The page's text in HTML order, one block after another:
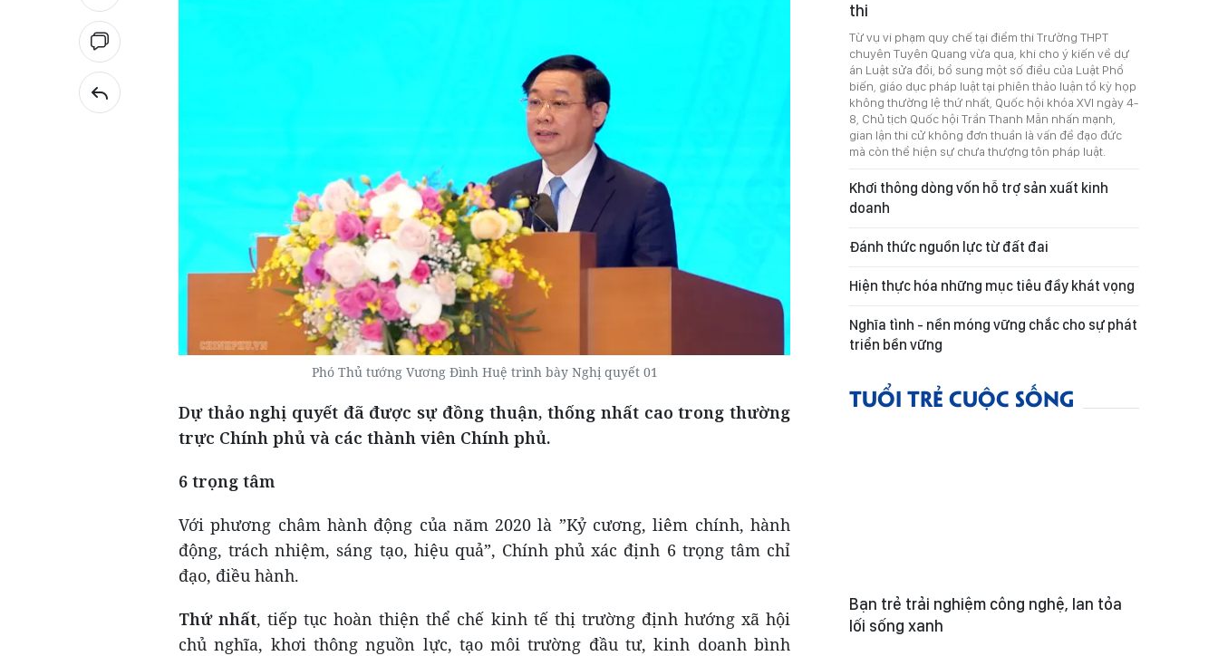
Phó Thủ tướng Vương Đình Huệ trình bày Nghị quyết 01
Dự thảo nghị quyết đã được sự đồng thuận, thống nhất cao trong thường
trực Chính phủ và các thành viên Chính phủ.
6 trọng tâm
Với phương châm hành động của năm 2020 là ”Kỷ cương, liêm chính, hành
động, trách nhiệm, sáng tạo, hiệu quả”, Chính phủ xác định 6 trọng tâm chỉ
đạo, điều hành.
Thứ nhất, tiếp tục hoàn thiện thể chế kinh tế thị trường định hướng xã hội
chủ nghĩa, khơi thông nguồn lực, tạo môi trường đầu tư, kinh doanh bình
thi
Từ vụ vi phạm quy chế tại điểm thi Trường THPT
chuyên Tuyên Quang vừa qua, khi cho ý kiến về dự
án Luật sửa đổi, bổ sung một số điều của Luật Phổ
biến, giáo dục pháp luật tại phiên thảo luận tổ kỳ họp
không thường lệ thứ nhất, Quốc hội khóa XVI ngày 4-
8, Chủ tịch Quốc hội Trần Thanh Mẫn nhấn mạnh,
gian lận thi cử không đơn thuần là vấn đề đạo đức
mà còn thể hiện sự chưa thượng tôn pháp luật.
Khơi thông dòng vốn hỗ trợ sản xuất kinh
doanh
Đánh thức nguồn lực từ đất đai
Hiện thực hóa những mục tiêu đầy khát vọng
Nghĩa tình - nền móng vững chắc cho sự phát
triển bền vững
TUỔI TRẺ CUỘC SỐNG
Bạn trẻ trải nghiệm công nghệ, lan tỏa
lối sống xanh